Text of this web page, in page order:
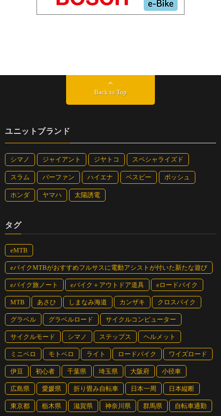
Back to Top
ユニットブランド
シマノ ジャイアント ジヤトコ スペシャライズド
スラム バーファン ハイエナ ベスビー ボッシュ
ホンダ ヤマハ 太陽誘電
タグ
eMTB
eバイクMTBがおすすめフルサスに電動アシストが付いた新たな遊び
eバイク旅ノート eバイク＋アウトドア道具 eロードバイク
MTB あさひ しまなみ海道 カンザキ クロスバイク
グラベル グラベルロード サイクルコンピューター
サイクルモード シマノ ステップス ヘルメット
ミニベロ モトベロ ライト ロードバイク ワイズロード
伊豆 初心者 千葉県 埼玉県 大阪府 小径車
広島県 愛媛県 折り畳み自転車 日本一周 日本縦断
東京都 栃木県 滋賀県 神奈川県 群馬県 自転車通勤